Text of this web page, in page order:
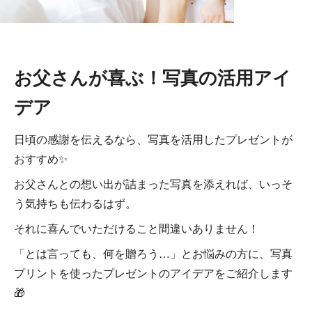
お父さんが喜ぶ！写真の活用アイ
デア
日頃の感謝を伝えるなら、写真を活用したプレゼントが
おすすめ✨
お父さんとの想い出が詰まった写真を添えれば、いっそ
う気持ちも伝わるはず。
それに喜んでいただけること間違いありません！
「とは言っても、何を贈ろう…」とお悩みの方に、写真
プリントを使ったプレゼントのアイデアをご紹介します
🎁